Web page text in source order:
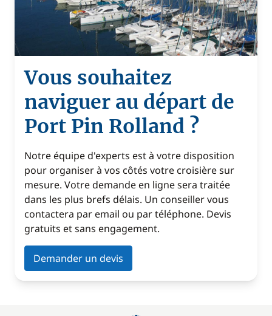
Vous souhaitez
naviguer au départ de
Port Pin Rolland ?
Notre équipe d'experts est à votre disposition
pour organiser à vos côtés votre croisière sur
mesure. Votre demande en ligne sera traitée
dans les plus brefs délais. Un conseiller vous
contactera par email ou par téléphone. Devis
gratuits et sans engagement.
Demander un devis